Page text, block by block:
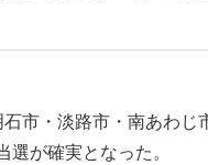
市・淡路市・南あわじ
が確実となった。